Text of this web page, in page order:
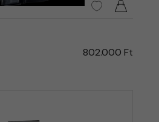
802.000 Ft